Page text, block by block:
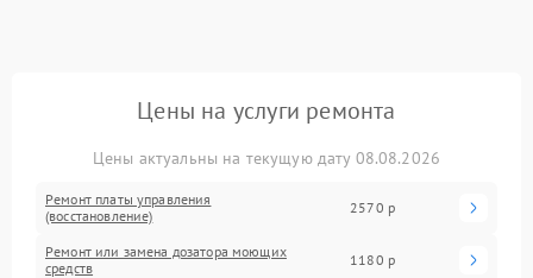
Цены на услуги ремонта
Цены актуальны на текущую дату 08.08.2026
Ремонт платы управления
(восстановление)
2570 р
Ремонт или замена дозатора моющих
средств
1180 р